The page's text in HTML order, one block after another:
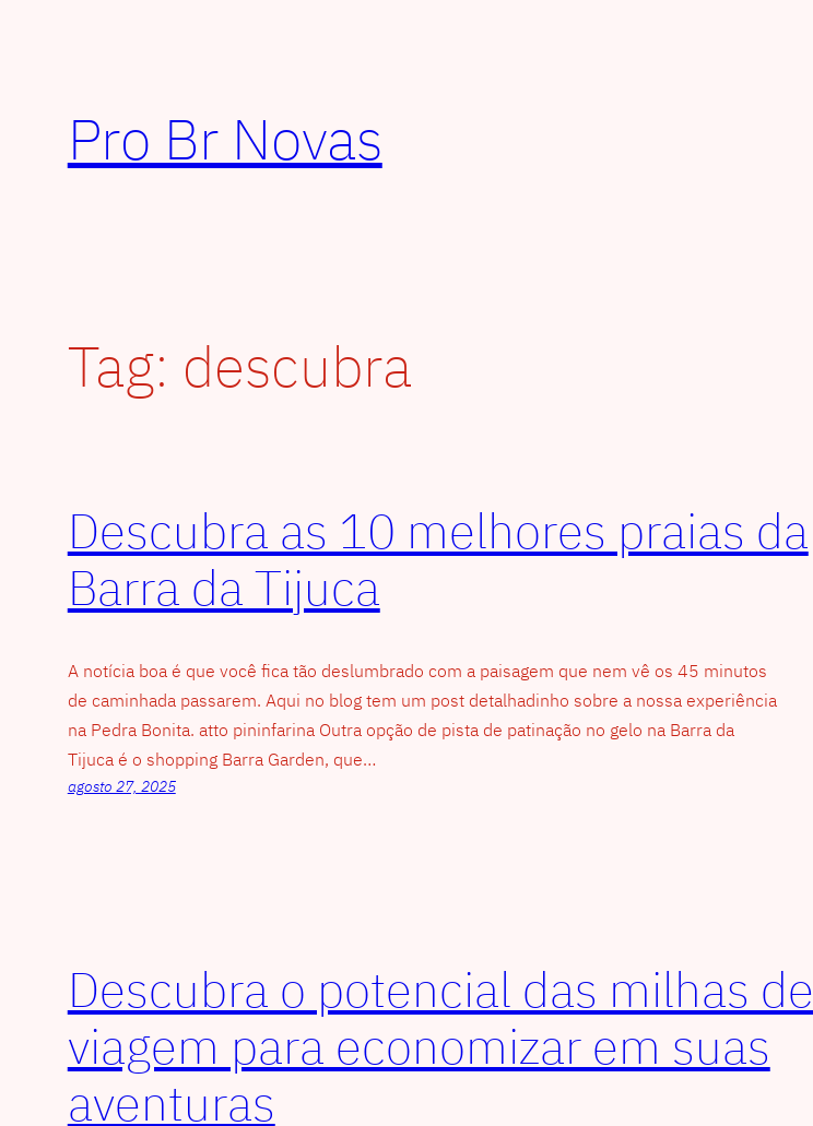
Pro Br Novas
Tag: descubra
Descubra as 10 melhores praias da
Barra da Tijuca
A notícia boa é que você fica tão deslumbrado com a paisagem que nem vê os 45 minutos
de caminhada passarem. Aqui no blog tem um post detalhadinho sobre a nossa experiência
na Pedra Bonita. atto pininfarina Outra opção de pista de patinação no gelo na Barra da
Tijuca é o shopping Barra Garden, que…
agosto 27, 2025
Descubra o potencial das milhas de
viagem para economizar em suas
aventuras